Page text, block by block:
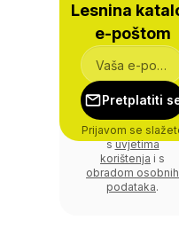
Lesnina
e-poštom
Pretplatiti
Prijavom se
suvjetima
korištenja i s
obradom osobnih
podataka.